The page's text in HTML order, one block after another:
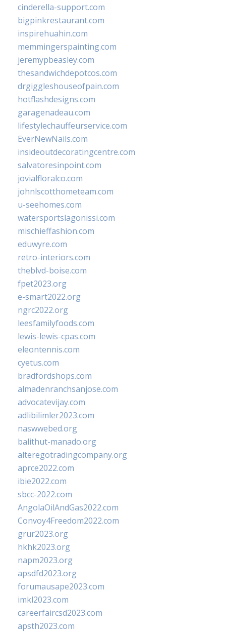
cinderella-support.com
bigpinkrestaurant.com
inspirehuahin.com
memmingerspainting.com
jeremypbeasley.com
thesandwichdepotcos.com
drgiggleshouseofpain.com
hotflashdesigns.com
garagenadeau.com
lifestylechauffeurservice.com
EverNewNails.com
insideoutdecoratingcentre.com
salvatoresinpoint.com
jovialfloralco.com
johnlscotthometeam.com
u-seehomes.com
watersportslagonissi.com
mischieffashion.com
eduwyre.com
retro-interiors.com
theblvd-boise.com
fpet2023.org
e-smart2022.org
ngrc2022.org
leesfamilyfoods.com
lewis-lewis-cpas.com
eleontennis.com
cyetus.com
bradfordshops.com
almadenranchsanjose.com
advocatevijay.com
adlibilimler2023.com
naswwebed.org
balithut-manado.org
alteregotradingcompany.org
aprce2022.com
ibie2022.com
sbcc-2022.com
AngolaOilAndGas2022.com
Convoy4Freedom2022.com
grur2023.org
hkhk2023.org
napm2023.org
apsdfd2023.org
forumausape2023.com
imkl2023.com
careerfaircsd2023.com
apsth2023.com